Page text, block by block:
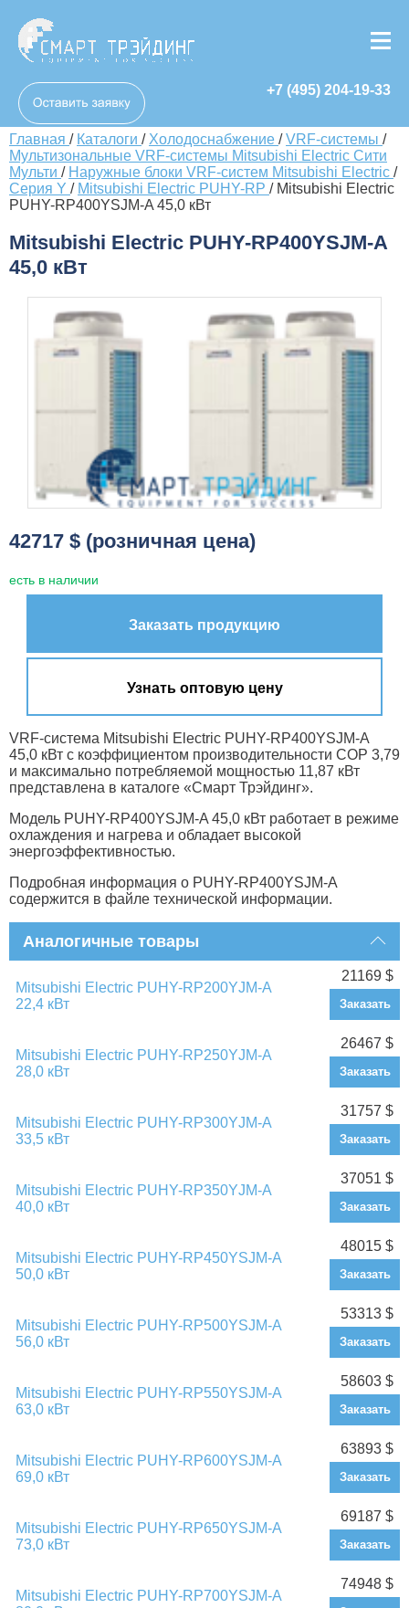
+7 (495) 204-19-33
Главная / Каталоги / Холодоснабжение /VRF-системы /
Мультизональные VRF-системы Mitsubishi Electric Сити
Мульти / Наружные блоки VRF-систем Мitsubishi Еlectric /
Серия Y / Mitsubishi Electric PUHY-RP / Mitsubishi Electric
PUHY-RP400YSJM-A 45,0 кВт
Mitsubishi Electric PUHY-RP400YSJM-A
45,0 кВт
42717 $ (розничная цена)
есть в наличии
Заказать продукцию
Узнать оптовую цену
VRF-система Mitsubishi Electric PUHY-RP400YSJM-A
45,0 кВт с коэффициентом производительности COP 3,79
и максимально потребляемой мощностью 11,87 кВт
представлена в каталоге «Смарт Трэйдинг».
Модель PUHY-RP400YSJM-A 45,0 кВт работает в режиме
охлаждения и нагрева и обладает высокой
энергоэффективностью.
Подробная информация о PUHY-RP400YSJM-A
содержится в файле технической информации.
Аналогичные товары
Mitsubishi Electric PUHY-RP200YJM-A
22,4 кВт
21169 $
Заказать
Mitsubishi Electric PUHY-RP250YJM-A
28,0 кВт
26467 $
Заказать
Mitsubishi Electric PUHY-RP300YJM-A
33,5 кВт
31757 $
Заказать
Mitsubishi Electric PUHY-RP350YJM-A
40,0 кВт
37051 $
Заказать
Mitsubishi Electric PUHY-RP450YSJM-A
50,0 кВт
48015 $
Заказать
Mitsubishi Electric PUHY-RP500YSJM-A
56,0 кВт
53313 $
Заказать
Mitsubishi Electric PUHY-RP550YSJM-A
63,0 кВт
58603 $
Заказать
Mitsubishi Electric PUHY-RP600YSJM-A
69,0 кВт
63893 $
Заказать
Mitsubishi Electric PUHY-RP650YSJM-A
73,0 кВт
69187 $
Заказать
Mitsubishi Electric PUHY-RP700YSJM-A
74948 $